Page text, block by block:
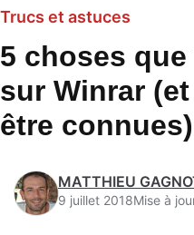
Trucs et astuces
5 choses
sur Winrar
être connues)
MATTHIEU
9 juillet 2018Mise à